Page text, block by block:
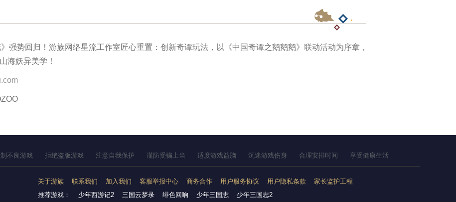
强势回归！游族网络星流工作室匠心重置：创新奇谭玩法，以《中国奇谭之鹅鹅鹅》联动活动为序章，
海妖异美学！
不良游戏 拒绝盗版游戏 注意自我保护 谨防受骗上当 适度游戏益脑 沉迷游戏伤身 合理安排时间 享受健康生活
关于游族 联系我们 加入我们 客服举报中心 商务合作 用户服务协议 用户隐私条款
家长监护工程
推荐游戏：
少年西游记2 三国云梦录 绯色回响 少年三国志 少年三国志2